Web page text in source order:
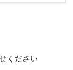
ください